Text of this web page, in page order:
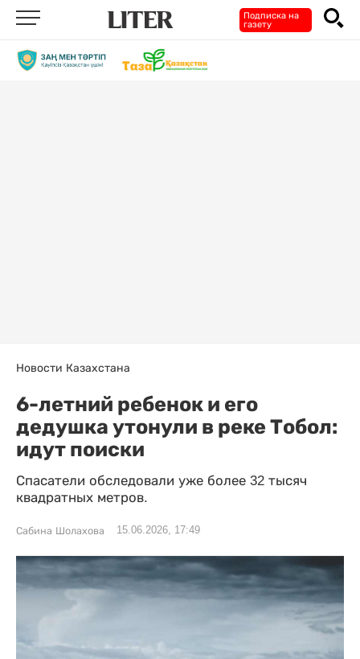
Подписка на
газету
Новости Казахстана
6-летний ребенок и его
дедушка утонули в реке Тобол:
идут поиски
Спасатели обследовали уже более 32 тысяч
квадратных метров.
Сабина Шолахова 15.06.2026, 17:49